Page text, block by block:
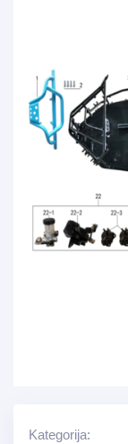
Kategorija: